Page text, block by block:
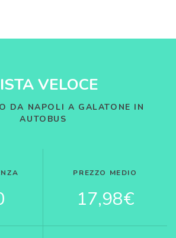
VELOCE
DA NAPOLI A GALATONE IN
AUTOBUS
PREZZO MEDIO
17,98€